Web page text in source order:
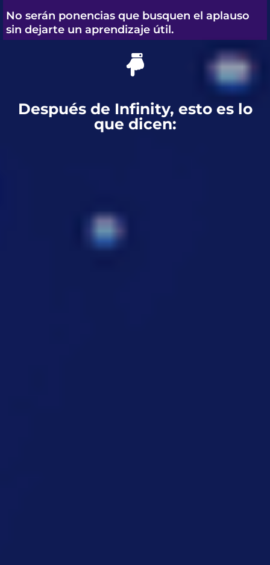
No serán ponencias que busquen el aplauso
sin dejarte un aprendizaje útil.
Después de Infinity, esto es lo
que dicen: